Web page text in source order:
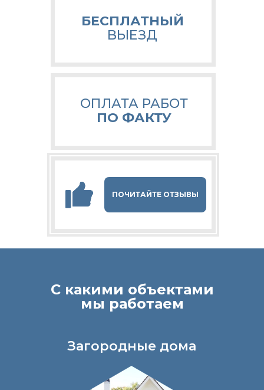
ПОЧИТАЙТЕ ОТЗЫВЫ
ОПЛАТА РАБОТ
ПО ФАКТУ
БЕСПЛАТНЫЙ
ВЫЕЗД
Загородные дома
С какими объектами
мы работаем